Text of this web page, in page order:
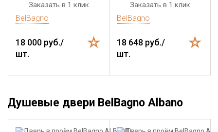
Заказать в 1 клик
BelBagno
18 000 руб./
шт.
Заказать в 1 клик
BelBagno
18 648 руб./
шт.
Душевые двери BelBagno Albano